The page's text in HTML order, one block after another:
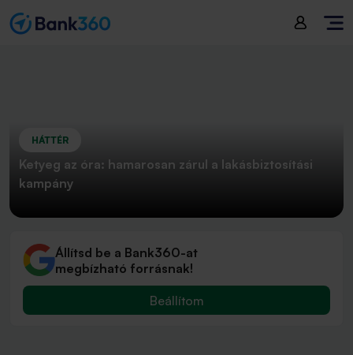
HÁTTÉR
Ketyeg az óra: hamarosan zárul a lakásbiztosítási
kampány
Állítsd be a Bank360-at
megbízható forrásnak!
Beállítom